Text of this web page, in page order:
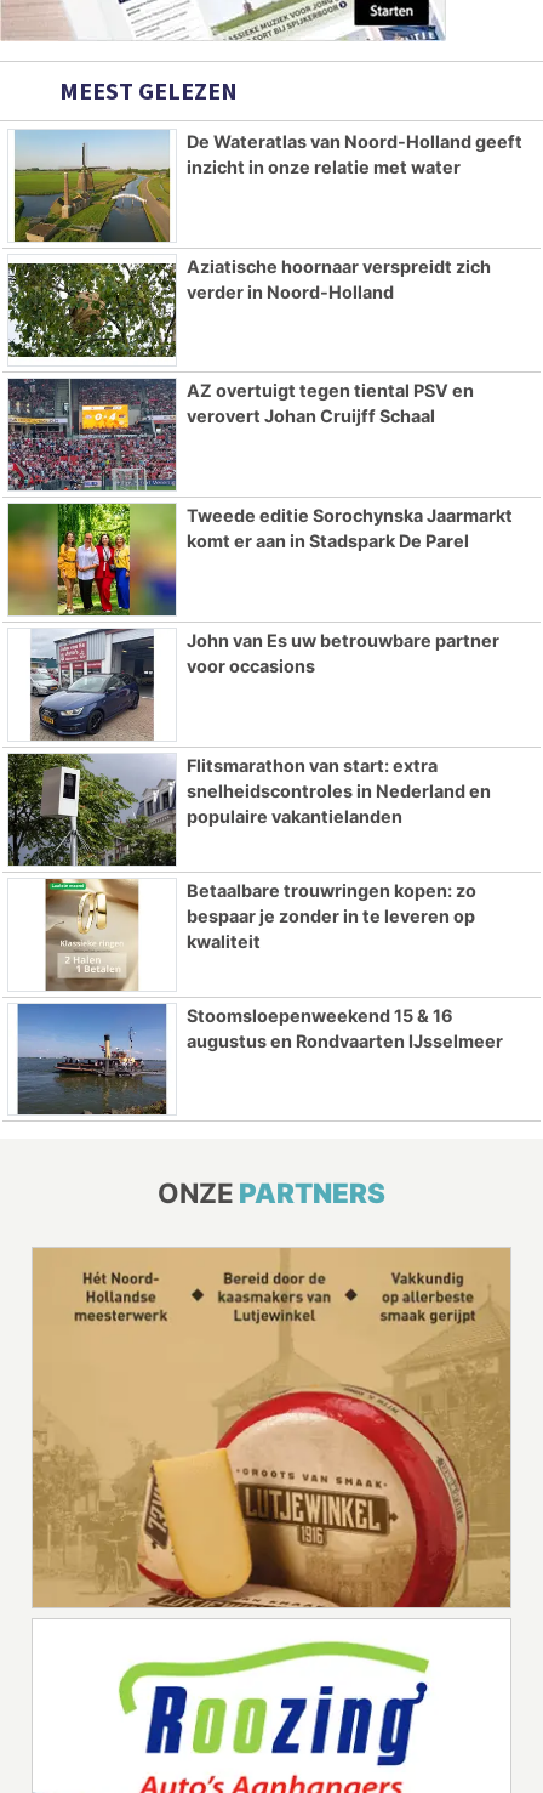
MEEST GELEZEN
De Wateratlas van Noord-Holland geeft
inzicht in onze relatie met water
Aziatische hoornaar verspreidt zich
verder in Noord-Holland
AZ overtuigt tegen tiental PSV en
verovert Johan Cruijff Schaal
Tweede editie Sorochynska Jaarmarkt
komt er aan in Stadspark De Parel
John van Es uw betrouwbare partner
voor occasions
Flitsmarathon van start: extra
snelheidscontroles in Nederland en
populaire vakantielanden
Betaalbare trouwringen kopen: zo
bespaar je zonder in te leveren op
kwaliteit
Stoomsloepenweekend 15 & 16
augustus en Rondvaarten IJsselmeer
ONZE PARTNERS